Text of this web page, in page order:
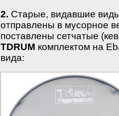
2. Старые, видавшие
отправлены в мусорное
поставлены сетчатые
TDRUM комплектом на
вида: